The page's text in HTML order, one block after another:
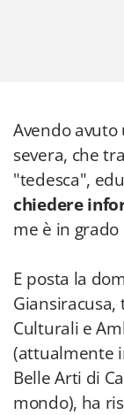
Avendo
severa, che
"tedesca",
chiedere
me è in
E posta la
Culturali e
(attualmente
Belle Arti di
mondo), ha